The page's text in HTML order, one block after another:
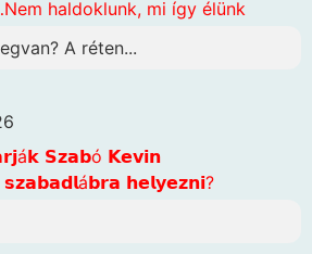
haldoklunk, mi így élünk
A réten...
𝗦𝘇𝗮𝗯ó 𝗞𝗲𝘃𝗶𝗻
𝗵𝗲𝗹𝘆𝗲𝘇𝗻𝗶?